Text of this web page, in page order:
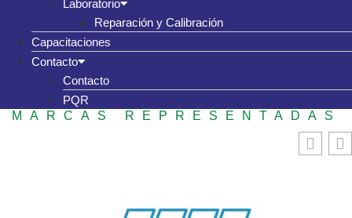
Laboratorio
Reparación y Calibración
Capacitaciones
Contacto
Contacto
PQR
MARCAS REPRESENTADAS